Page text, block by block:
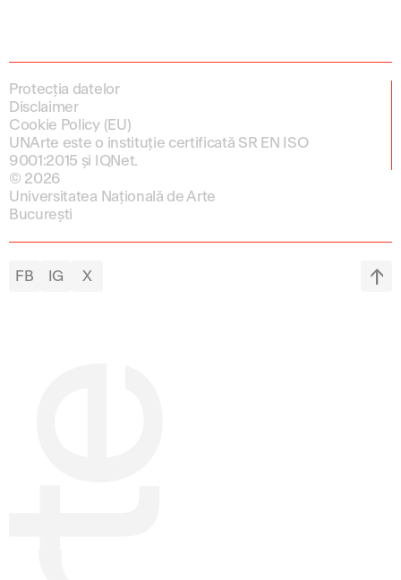
Protecția datelor
Disclaimer
Cookie Policy (EU)
UNArte este o instituție certificată SR EN ISO
9001:2015 și IQNet.
© 2026
Universitatea Națională de Arte
București
FB IG X